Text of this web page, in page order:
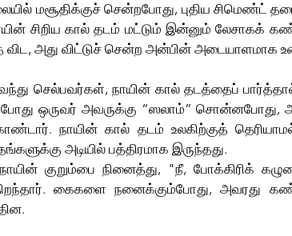
மசூதிக்குச் சென்றபோது, புதிய சிமெண்ட்
சிறிய கால் தடம் மட்டும் இன்னும் லேசாகக்
அது விட்டுச் சென்ற அன்பின் அடையாளமாக
செல்பவர்கள், நாயின் கால் தடத்தைப்
ஒருவர் அவருக்கு “ஸலாம்”
நாயின் கால் தடம் உலகிற்குத்
அடியில் பத்திரமாக இருந்தது.
குறும்பை நினைத்து, "நீ, போக்கிரிக்
கைகளை நனைக்கும்போது, அவரது